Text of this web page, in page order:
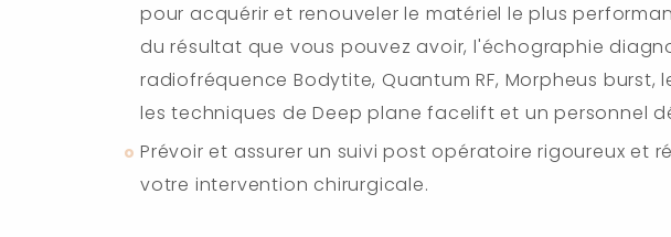
pour acquérir et renouveler le matériel le plus
du résultat que vous pouvez avoir, l'échographie
radiofréquence Bodytite, Quantum RF, Morpheus
les techniques de Deep plane facelift et un personnel
Prévoir et assurer un suivi post opératoire rigoureux et
votre intervention chirurgicale.